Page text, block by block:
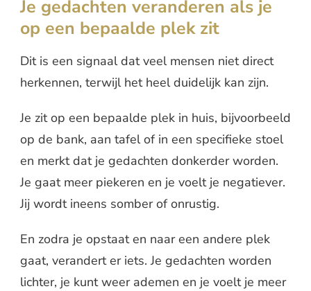
Je gedachten veranderen als je
op een bepaalde plek zit
Dit is een signaal dat veel mensen niet direct
herkennen, terwijl het heel duidelijk kan zijn.
Je zit op een bepaalde plek in huis, bijvoorbeeld
op de bank, aan tafel of in een specifieke stoel
en merkt dat je gedachten donkerder worden.
Je gaat meer piekeren en je voelt je negatiever.
Jij wordt ineens somber of onrustig.
En zodra je opstaat en naar een andere plek
gaat, verandert er iets. Je gedachten worden
lichter, je kunt weer ademen en je voelt je meer